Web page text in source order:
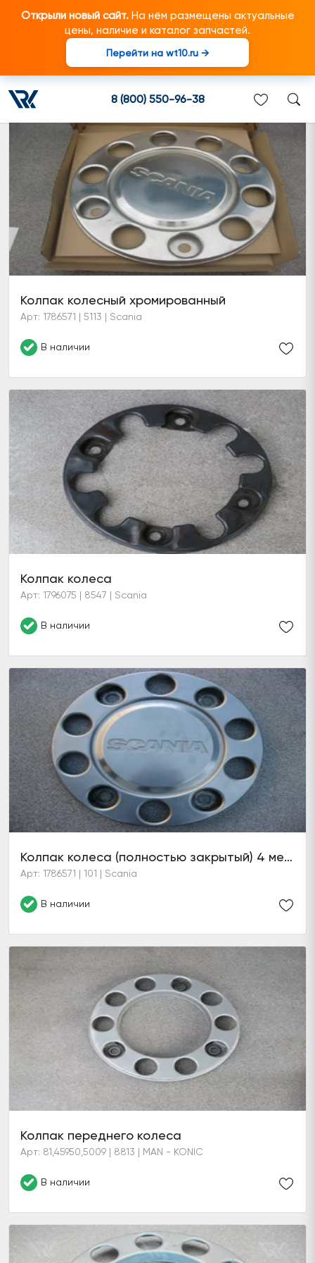
Открыли новый сайт.На нём размещены актуальные
цены, наличие и каталог запчастей.
Перейти на wt10.ru →
8 (800) 550-96-38
Колпак переднего колеса
Колпак колесный хромированный
Арт: 1786571 | 5113 | Scania
В наличии
Колпак колеса
Арт: 1796075 | 8547 | Scania
В наличии
Колпак колеса (полностью закрытый) 4 места крепления
Арт: 1786571 | 101 | Scania
В наличии
Колпак переднего колеса
Арт: 81,45950,5009 | 8813 | MAN - KONIC
В наличии